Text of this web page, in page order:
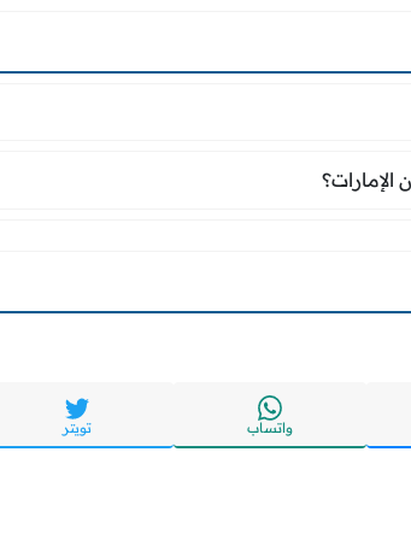
الإمارات؟
واتساب تويتر